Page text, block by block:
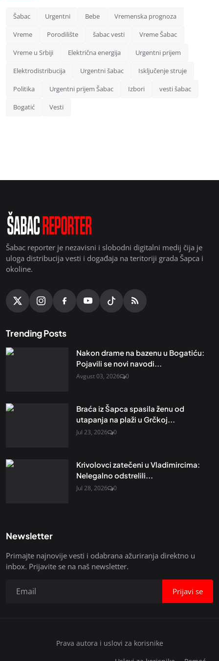
Šabac Urgentni Bebe Vremenska prognoza
Vreme Porodilište šabac vesti Vreme Šabac
Vreme u Srbiji Električna energija Urgentni prijem
Elektrodistribucija Urgentni šabac Isključenje struje
Politika Urgentni prijem Šabac Izbori vesti šabac
Bogatić Vesti
Šabac reporter je nezavisni i slobodni digitalni medij čija je
uloga distribucija vesti i događaja na teritoriji grada Šapca i
okoline.
Trending Posts
Nakon drame na bazenu u Bogatiću:
Pojavili se novi navodi...
Avgust 03, 2026 0
Braća iz Šapca spasila ženu od
utapanja na plaži u Grčkoj...
Jul 23, 2026 0
Krivolovci zatečeni u Vladimircima:
Nelegalno odstrelili...
Jul 28, 2026 0
Newsletter
Primajte najnovije vesti i odabrana ažuriranja direktno u
inbox. Prijavite se na naš newsletter.
Prijavi se
Prava autora i uslovi za korisnike